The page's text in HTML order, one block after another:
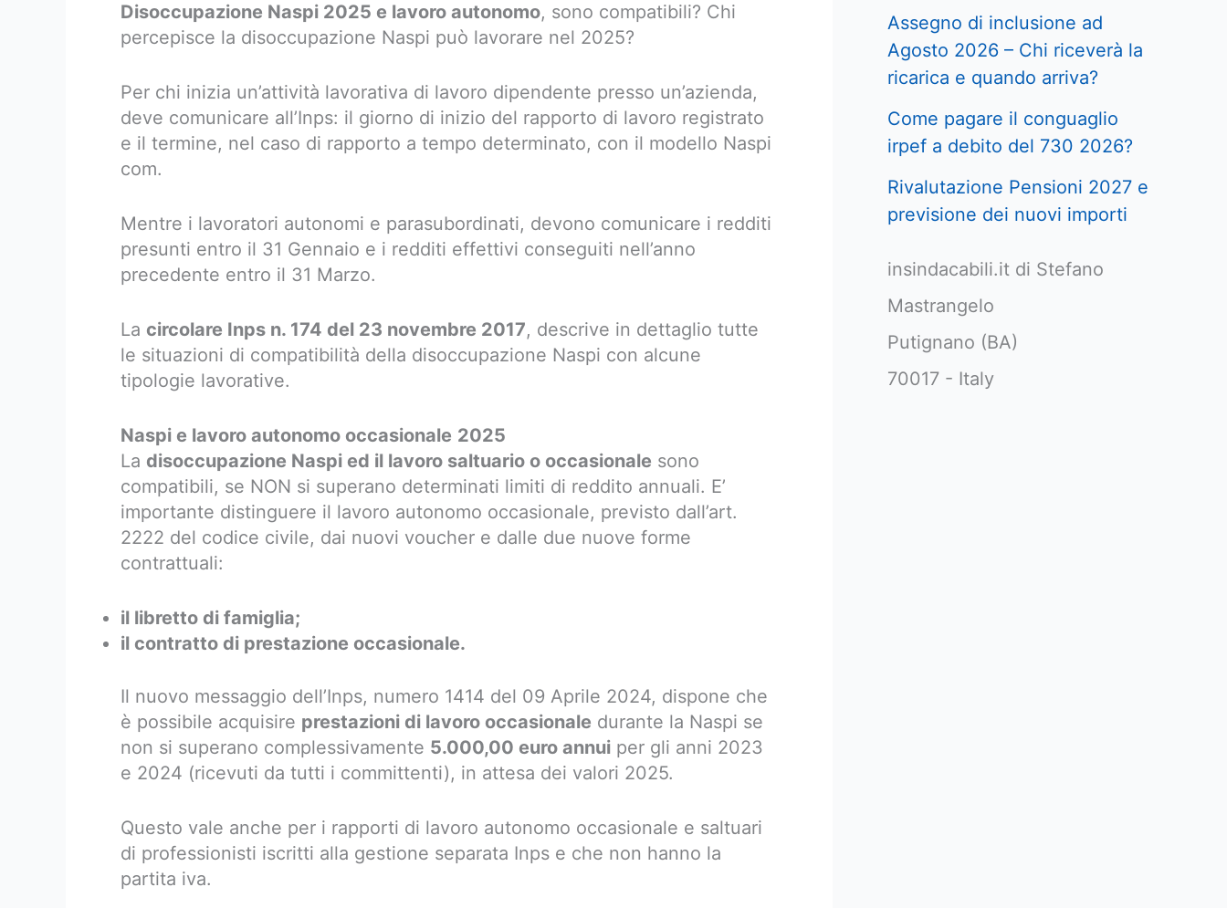
Disoccupazione Naspi 2025 e lavoro autonomo, sono compatibili? Chi
percepisce la disoccupazione Naspi può lavorare nel 2025?
Per chi inizia un’attività lavorativa di lavoro dipendente presso un’azienda,
deve comunicare all’Inps: il giorno di inizio del rapporto di lavoro registrato
e il termine, nel caso di rapporto a tempo determinato, con il modello Naspi
com.
Mentre i lavoratori autonomi e parasubordinati, devono comunicare i redditi
presunti entro il 31 Gennaio e i redditi effettivi conseguiti nell’anno
precedente entro il 31 Marzo.
La circolare Inps n. 174 del 23 novembre 2017, descrive in dettaglio tutte
le situazioni di compatibilità della disoccupazione Naspi con alcune
tipologie lavorative.
Naspi e lavoro autonomo occasionale 2025
La disoccupazione Naspi ed il lavoro saltuario o occasionale sono
compatibili, se NON si superano determinati limiti di reddito annuali. E’
importante distinguere il lavoro autonomo occasionale, previsto dall’art.
2222 del codice civile, dai nuovi voucher e dalle due nuove forme
contrattuali:
il libretto di famiglia;
il contratto di prestazione occasionale.
Il nuovo messaggio dell’Inps, numero 1414 del 09 Aprile 2024, dispone che
è possibile acquisire prestazioni di lavoro occasionale durante la Naspi se
non si superano complessivamente 5.000,00 euro annui per gli anni 2023
e 2024 (ricevuti da tutti i committenti), in attesa dei valori 2025.
Questo vale anche per i rapporti di lavoro autonomo occasionale e saltuari
di professionisti iscritti alla gestione separata Inps e che non hanno la
partita iva.
Assegno di inclusione ad
Agosto 2026 – Chi riceverà la
ricarica e quando arriva?
Come pagare il conguaglio
irpef a debito del 730 2026?
Rivalutazione Pensioni 2027 e
previsione dei nuovi importi
insindacabili.it di Stefano
Mastrangelo
Putignano (BA)
70017 - Italy